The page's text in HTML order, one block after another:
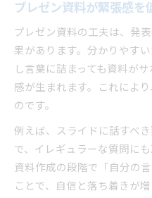
プレゼン資料が緊張感を
プレゼン資料の工夫は、発
果があります。分かりやす
し言葉に詰まっても資料が
感が生まれます。これによ
のです。
例えば、スライドに話すべ
で、イレギュラーな質問に
資料作成の段階で「自分の
ことで、自信と落ち着きが